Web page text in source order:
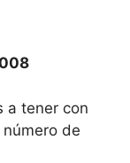
a tener con
de